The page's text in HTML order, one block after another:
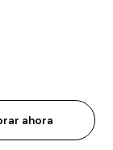
ahora